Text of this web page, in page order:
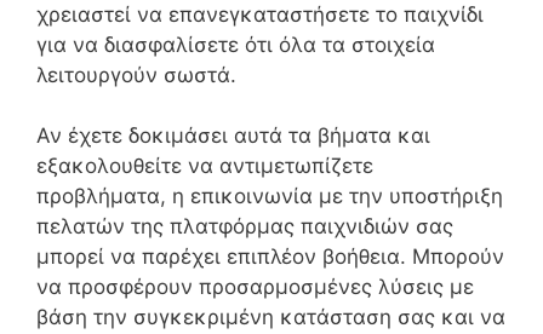
χρειαστεί να επανεγκαταστήσετε το παιχνίδι
για να διασφαλίσετε ότι όλα τα στοιχεία
λειτουργούν σωστά.
Αν έχετε δοκιμάσει αυτά τα βήματα και
εξακολουθείτε να αντιμετωπίζετε
προβλήματα, η επικοινωνία με την υποστήριξη
πελατών της πλατφόρμας παιχνιδιών σας
μπορεί να παρέχει επιπλέον βοήθεια. Μπορούν
να προσφέρουν προσαρμοσμένες λύσεις με
βάση την συγκεκριμένη κατάσταση σας και να